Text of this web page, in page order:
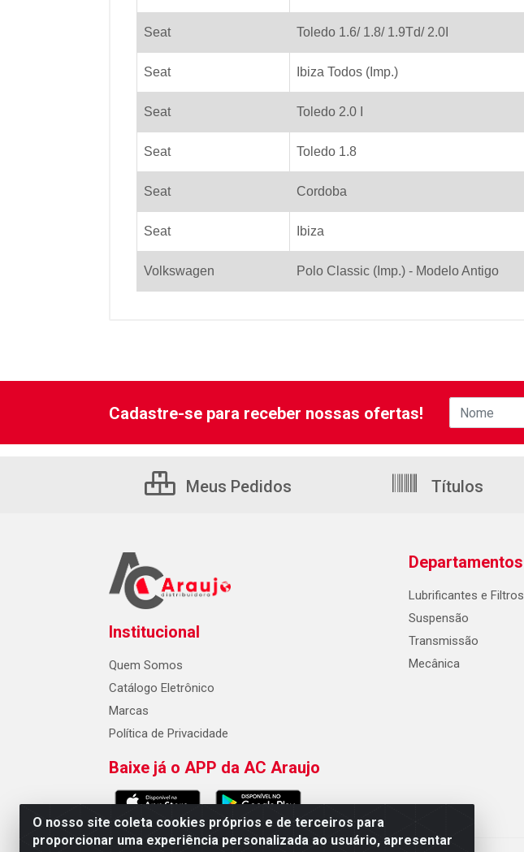
Seat Toledo 1.6/ 1.8/ 1.9Td/ 2.0I
Seat Ibiza Todos (Imp.)
Seat Toledo 2.0 I
Seat Toledo 1.8
Seat Cordoba
Seat Ibiza
Volkswagen Polo Classic (Imp.) - Modelo Antigo
O nosso site coleta cookies próprios e de terceiros para
proporcionar uma experiência personalizada ao usuário, apresentar
Cadastre-se para receber nossas ofertas!
Meus Pedidos Títulos
Institucional
Quem Somos
Catálogo Eletrônico
Marcas
Política de Privacidade
Baixe já o APP da AC Araujo
Departamentos
Lubrificantes e Filtros
Suspensão
Transmissão
Mecânica